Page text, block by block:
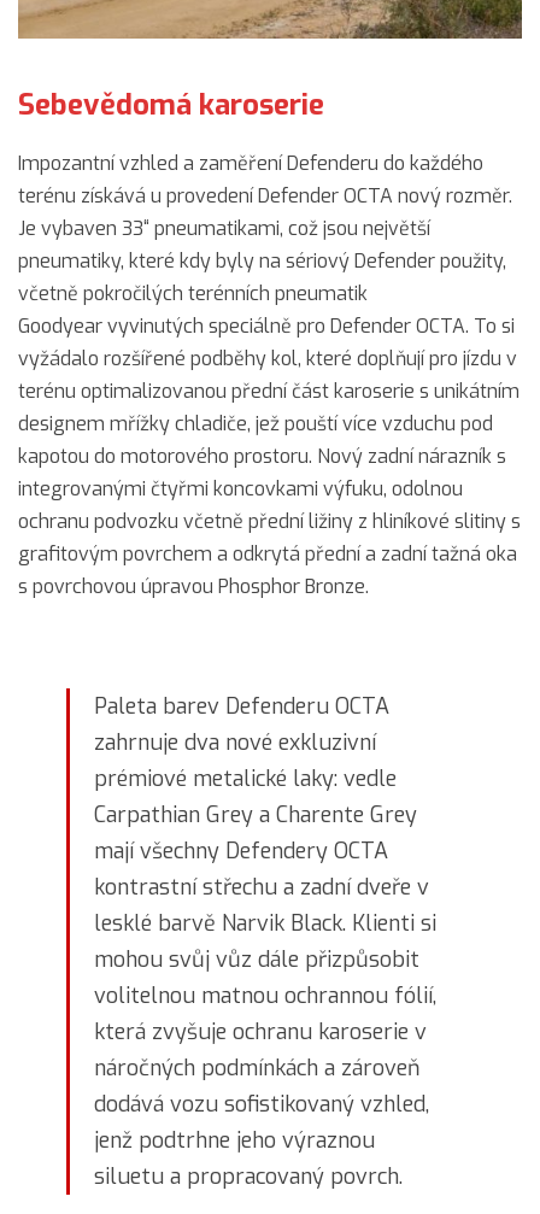
Sebevědomá karoserie
Impozantní vzhled a zaměření Defenderu do každého
terénu získává u provedení Defender OCTA nový rozměr.
Je vybaven 33“ pneumatikami, což jsou největší
pneumatiky, které kdy byly na sériový Defender použity,
včetně pokročilých terénních pneumatik
Goodyear vyvinutých speciálně pro Defender OCTA. To si
vyžádalo rozšířené podběhy kol, které doplňují pro jízdu v
terénu optimalizovanou přední část karoserie s unikátním
designem mřížky chladiče, jež pouští více vzduchu pod
kapotou do motorového prostoru. Nový zadní nárazník s
integrovanými čtyřmi koncovkami výfuku, odolnou
ochranu podvozku včetně přední ližiny z hliníkové slitiny s
grafitovým povrchem a odkrytá přední a zadní tažná oka
s povrchovou úpravou Phosphor Bronze.
Paleta barev Defenderu OCTA
zahrnuje dva nové exkluzivní
prémiové metalické laky: vedle
Carpathian Grey a Charente Grey
mají všechny Defendery OCTA
kontrastní střechu a zadní dveře v
lesklé barvě Narvik Black. Klienti si
mohou svůj vůz dále přizpůsobit
volitelnou matnou ochrannou fólií,
která zvyšuje ochranu karoserie v
náročných podmínkách a zároveň
dodává vozu sofistikovaný vzhled,
jenž podtrhne jeho výraznou
siluetu a propracovaný povrch.